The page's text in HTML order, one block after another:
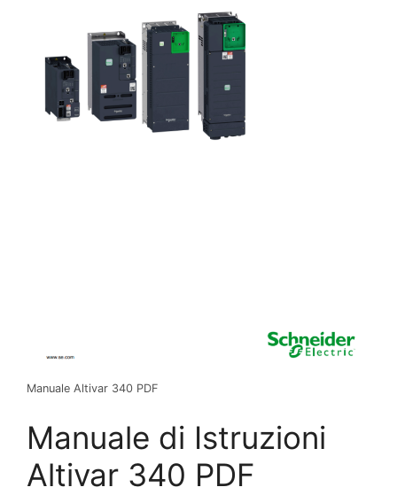
Manuale Altivar 340 PDF
Manuale di Istruzioni
Altivar 340 PDF